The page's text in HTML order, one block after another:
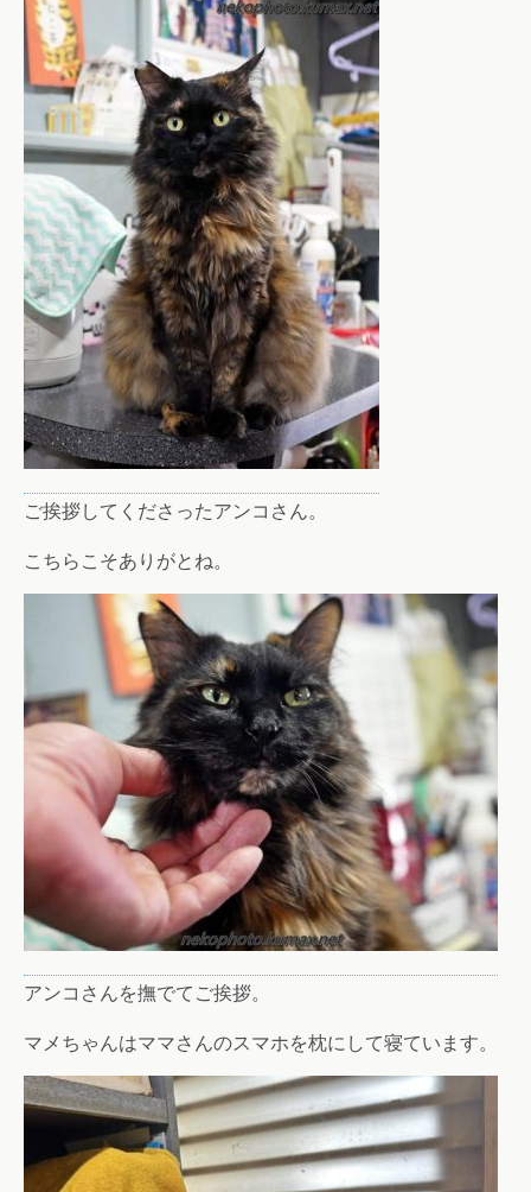
ご挨拶してくださったアンコさん。
こちらこそありがとね。
アンコさんを撫でてご挨拶。
マメちゃんはママさんのスマホを枕にして寝ています。